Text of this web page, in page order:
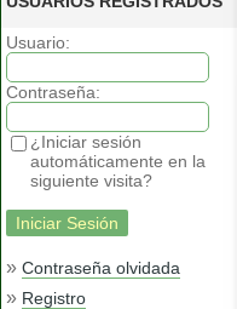
Usuario:
Contraseña:
¿Iniciar sesión
automáticamente en la
siguiente visita?
» Contraseña olvidada
» Registro